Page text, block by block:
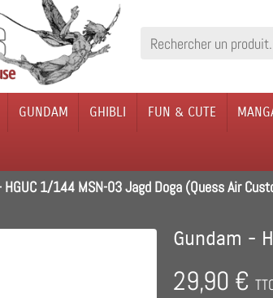
GUNDAM GHIBLI FUN & CUTE
HGUC 1/144 MSN-03 Jagd Doga (Quess Air
Gundam -
29,90 €